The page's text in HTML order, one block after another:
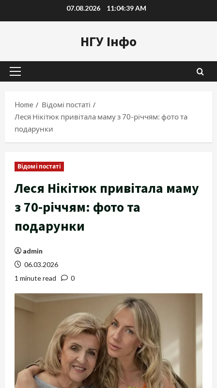
to
07.08.2026 11:04:40 AM
НГУ Інфо
Primary
Home
Відомі постаті
Леся Нікітюк привітала маму з 70-річчям: фото та
подарунки
Відомі постаті
Леся Нікітюк привітала маму
з 70-річчям: фото та
подарунки
admin
06.03.2026
1 minute read
0